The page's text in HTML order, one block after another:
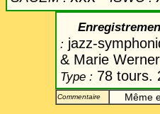
: jazz-
& Marie
Type : 78 tours.
Commentaire Même